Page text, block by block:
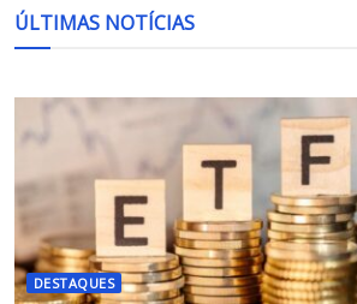
ÚLTIMAS NOTÍCIAS
DESTAQUES